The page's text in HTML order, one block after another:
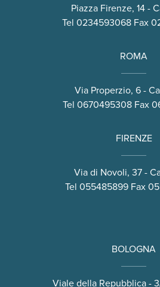
Piazza Firenze, 14 -
Tel 0234593068 Fax
ROMA
Via Properzio, 6 -
Tel 0670495308Fax
FIRENZE
Via di Novoli, 37 -
Tel 055485899Fax
BOLOGNA
Viale della Repubblica -